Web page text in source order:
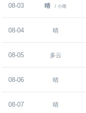
08-03 晴 / 小雨
08-04 晴
08-05 多云
08-06 晴
08-07 晴